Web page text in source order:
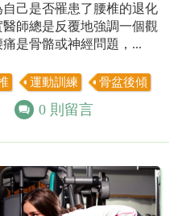
己是否罹患了腰椎的退化
師總是反覆地強調一個觀
是骨骼或神經問題，...
運動訓練 骨盆後傾
0 則留言